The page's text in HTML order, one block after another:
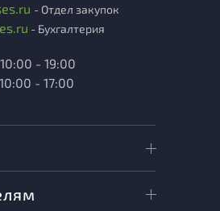
- Отдел закупок
- Бухгалтерия
10:00 - 19:00
10:00 - 17:00